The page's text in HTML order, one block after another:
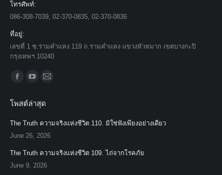
โทรศัพท์:
086-308-7039, 02-370-0835, 02-370-0836
ที่อยู่:
เลขที่ 1 ซ.รามคำแหง 119 ถ.รามคำแหง แขวงหัวหมาก เขตบางกะปิ
กรุงเทพฯ 10240
Find us on:
opens
in
new
opens
in
new
in
new
โพสต์ล่าสุด
The Truth ความจริงแห่งชีวิต 110. มิใช่ฟังเพียงอย่างเดียว
June 26, 2026
The Truth ความจริงแห่งชีวิต 109. ไถ่จากโรคภัย
June 9, 2026